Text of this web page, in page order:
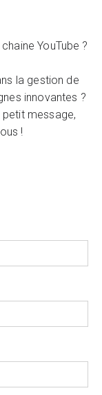
YouTube ?
la gestion de
innovantes ?
petit message,
!